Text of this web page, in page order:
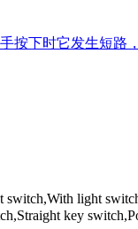
下时它发生短
light
key